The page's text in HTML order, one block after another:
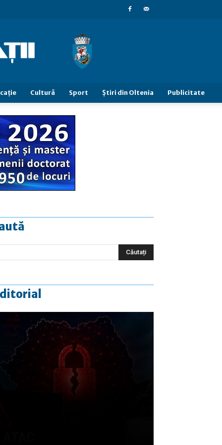
Cultură Sport Știri din Oltenia Publicitate